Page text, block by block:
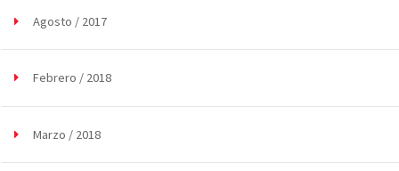
Agosto / 2017
Febrero / 2018
Marzo / 2018